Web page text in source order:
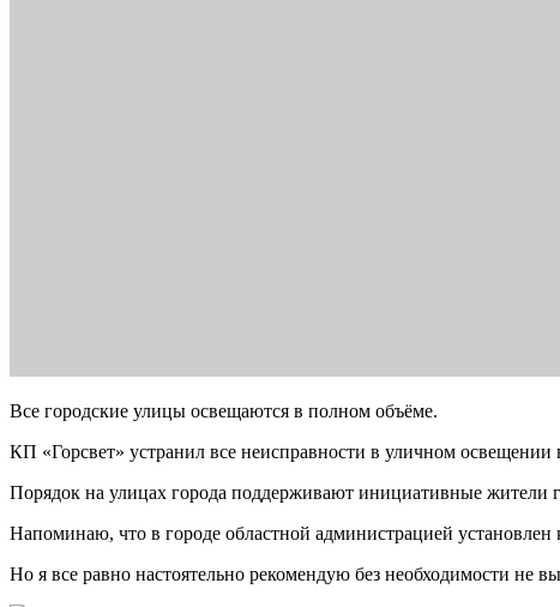
Все городские улицы освещаются в полном объёме.
КП «Горсвет» устранил все неисправности в уличном освещении
Порядок на улицах города поддерживают инициативные жители
Напоминаю, что в городе областной администрацией установлен
Но я все равно настоятельно рекомендую без необходимости не